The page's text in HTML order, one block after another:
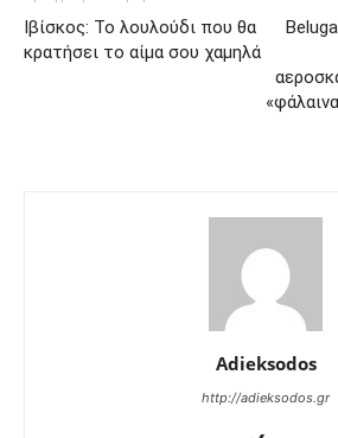
Ιβίσκος: Το λουλούδι που θα
κρατήσει το αίμα σου χαμηλά
Adieksodos
http://adieksodos.gr